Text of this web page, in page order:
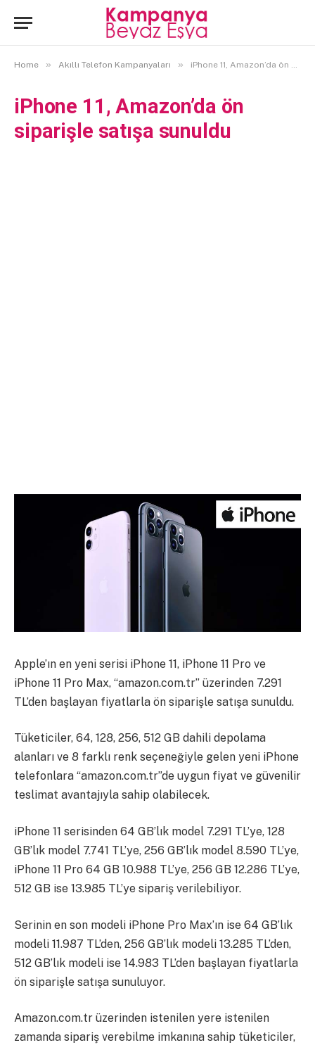
Home » Akıllı Telefon Kampanyaları » iPhone 11, Amazon’da ön siparişle satışa sunuldu
iPhone 11, Amazon’da ön
siparişle satışa sunuldu
Apple’ın en yeni serisi iPhone 11, iPhone 11 Pro ve
iPhone 11 Pro Max, “amazon.com.tr” üzerinden 7.291
TL’den başlayan fiyatlarla ön siparişle satışa sunuldu.
Tüketiciler, 64, 128, 256, 512 GB dahili depolama
alanları ve 8 farklı renk seçeneğiyle gelen yeni iPhone
telefonlara “amazon.com.tr”de uygun fiyat ve güvenilir
teslimat avantajıyla sahip olabilecek.
iPhone 11 serisinden 64 GB’lık model 7.291 TL’ye, 128
GB’lık model 7.741 TL’ye, 256 GB’lık model 8.590 TL’ye,
iPhone 11 Pro 64 GB 10.988 TL’ye, 256 GB 12.286 TL’ye,
512 GB ise 13.985 TL’ye sipariş verilebiliyor.
Serinin en son modeli iPhone Pro Max’ın ise 64 GB’lık
modeli 11.987 TL’den, 256 GB’lık modeli 13.285 TL’den,
512 GB’lık modeli ise 14.983 TL’den başlayan fiyatlarla
ön siparişle satışa sunuluyor.
Amazon.com.tr üzerinden istenilen yere istenilen
zamanda sipariş verebilme imkanına sahip tüketiciler,